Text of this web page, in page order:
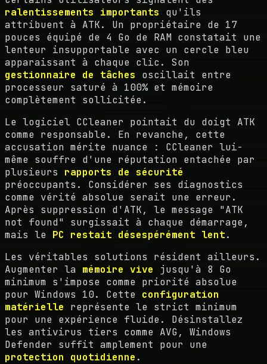
ralentissements importants qu'ils
attribuent à ATK. Un propriétaire de 17
pouces équipé de 4 Go de RAM constatait une
lenteur insupportable avec un cercle bleu
apparaissant à chaque clic. Son
gestionnaire de tâches oscillait entre
processeur saturé à 100% et mémoire
complètement sollicitée.
Le logiciel CCleaner pointait du doigt ATK
comme responsable. En revanche, cette
accusation mérite nuance : CCleaner lui-
même souffre d'une réputation entachée par
plusieurs rapports de sécurité
préoccupants. Considérer ses diagnostics
comme vérité absolue serait une erreur.
Après suppression d'ATK, le message "ATK
not found" surgissait à chaque démarrage,
mais le PC restait désespérément lent.
Les véritables solutions résident ailleurs.
Augmenter la mémoire vive jusqu'à 8 Go
minimum s'impose comme priorité absolue
pour Windows 10. Cette configuration
matérielle représente le strict minimum
pour une expérience fluide. Désinstallez
les antivirus tiers comme AVG, Windows
Defender suffit amplement pour une
protection quotidienne .